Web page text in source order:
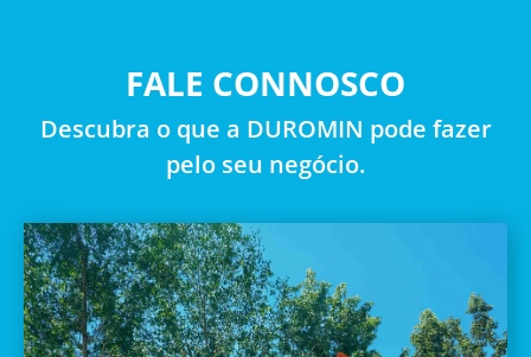
FALE CONNOSCO
Descubra o que a DUROMIN pode fazer
pelo seu negócio.